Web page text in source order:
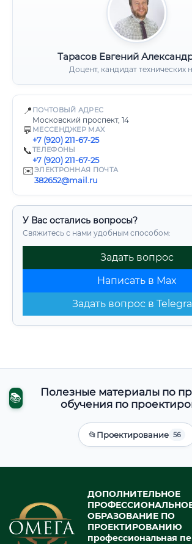
Тарасов Евгений
Доцент, кандидат технических
📍 ПОЧТОВЫЙ АДРЕС
Московский проспект, 14
💬 МЕССЕНДЖЕР MAX
+7 (920) 211-67-25
📞ТЕЛЕФОНЫ
+7 (920) 211-67-25
✉️ЭЛЕКТРОННАЯ ПОЧТА
382652@mail.ru
У Вас остались вопросы?
Свяжитесь с нами удобным способом:
Задать вопрос
Написать в Max
Задать вопрос в
📚
Полезные материалы по
обучения по
📂Проектирование 56
ДОПОЛНИТЕЛЬНОЕ
ОБРАЗОВАНИЕ ПО
ПРОЕКТИРОВАНИЮ
профессиональная